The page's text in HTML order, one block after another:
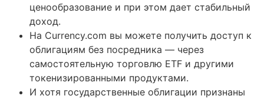
ценообразование и при этом дает стабильный
доход.
На Currency.com вы можете получить доступ к
облигациям без посредника — через
самостоятельную торговлю ETF и другими
токенизированными продуктами.
И хотя государственные облигации признаны